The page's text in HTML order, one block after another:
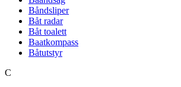
Båndsliper
Båt radar
Båt toalett
Baatkompass
Båtutstyr
C